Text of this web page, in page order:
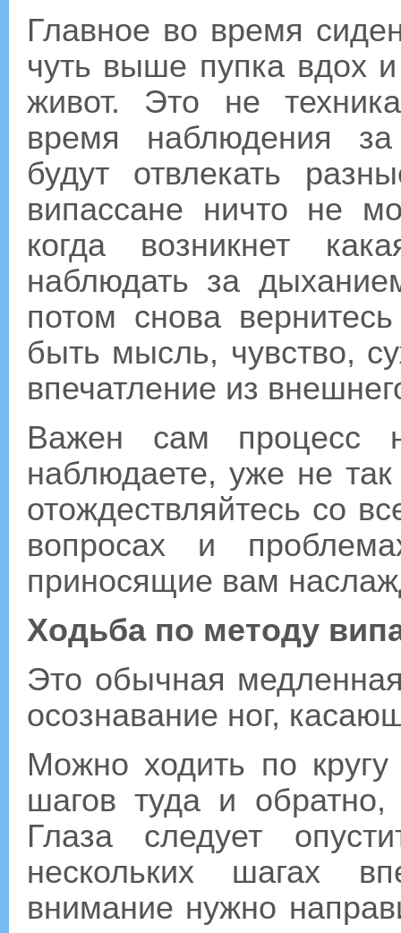
Главное во время
чуть выше пупка вдох
живот. Это не
время наблюдения
будут отвлекать
випассане ничто не
когда возникнет
наблюдать за
потом снова
быть мысль, чувство,
впечатление из
Важен сам процесс
наблюдаете, уже не
отождествляйтесь со
вопросах и
приносящие вам
Ходьба по методу
Это обычная
осознавание ног,
Можно ходить по
шагов туда и
Глаза следует
нескольких шагах
внимание нужно